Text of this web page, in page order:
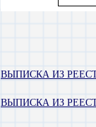
ВЫПИСКА ИЗ
ВЫПИСКА ИЗ